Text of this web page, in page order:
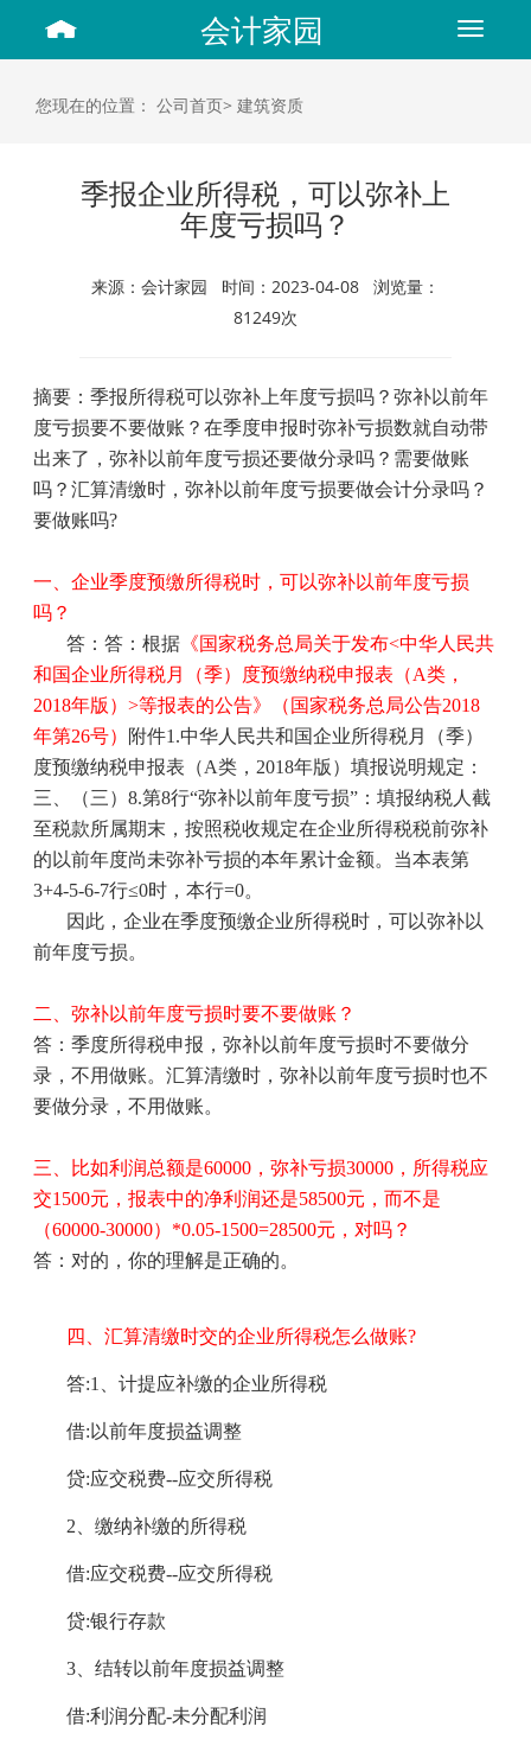
Toggle
会计家园
您现在的位置： 公司首页> 建筑资质
季报企业所得税，可以弥补上
年度亏损吗？
来源：会计家园 时间：2023-04-08 浏览量：
81249次
摘要：季报所得税可以弥补上年度亏损吗？弥补以前年
度亏损要不要做账？ 在季度申报时弥补亏损数就自动带
出来了 ， 弥补以前年度亏损还要做分录吗？需要做账
吗？ 汇算清缴时 ， 弥补以前年度亏损要做会计分录吗？
要做账吗?
一、企业季度预缴所得税时，可以弥补以前年度亏损
吗？
答： 答：根据 《国家税务总局关于发布<中华人民共
和国企业所得税月（季）度预缴纳税申报表（A类，
2018年版）>等报表的公告》（国家税务总局公告2018
年第26号）
附件1.中华人民共和国企业所得税月（季）
度预缴纳税申报表（A类，2018年版）填报说明规定：
三、（三）8.第8行“弥补以前年度亏损”：填报纳税人截
至税款所属期末，按照税收规定在企业所得税税前弥补
的以前年度尚未弥补亏损的本年累计金额。当本表第
3+4-5-6-7行≤0时，本行=0。
因此，企业在季度预缴企业所得税时，可以弥补以
前年度亏损。
二、 弥补以前年度亏损时要不要做账 ？
答：季度所得税申报， 弥补以前年度亏损时不要做分
录 ， 不用做账。 汇算清缴时 ， 弥补以前年度亏损时也不
要做分录 ， 不用做账。
三、 比如利润总额是60000，弥补亏损30000，所得税应
交1500元，报表中的净利润还是58500元， 而不是
（60000-30000）*0.05-1500=28500元，对吗？
答： 对的，你的理解是正确的。
四、汇算清缴时交的企业所得税怎么做账?
答:1、计提应补缴的企业所得税
借:以前年度损益调整
贷:应交税费--应交所得税
2、缴纳补缴的所得税
借:应交税费--应交所得税
贷:银行存款
3、结转以前年度损益调整
借:利润分配-未分配利润